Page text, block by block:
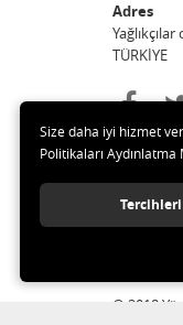
Adres
TÜRKİYE
© 2018
Size daha iyi hizmet
Politikaları